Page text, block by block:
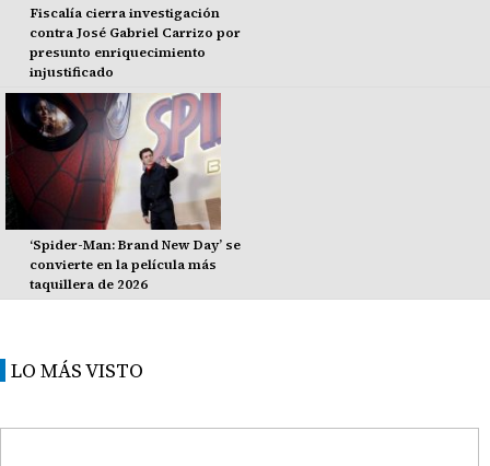
Fiscalía cierra investigación
contra José Gabriel Carrizo por
presunto enriquecimiento
injustificado
‘Spider-Man: Brand New Day’ se
convierte en la película más
taquillera de 2026
LO MÁS VISTO